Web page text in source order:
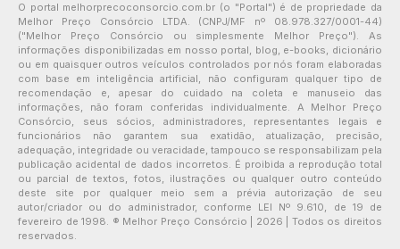
O portal melhorprecoconsorcio.com.br (o "Portal") é de propriedade da
Melhor Preço Consórcio LTDA. (CNPJ/MF nº 08.978.327/0001-44)
("Melhor Preço Consórcio ou simplesmente Melhor Preço"). As
informações disponibilizadas em nosso portal, blog, e-books, dicionário
ou em quaisquer outros veículos controlados por nós foram elaboradas
com base em inteligência artificial, não configuram qualquer tipo de
recomendação e, apesar do cuidado na coleta e manuseio das
informações, não foram conferidas individualmente. A Melhor Preço
Consórcio, seus sócios, administradores, representantes legais e
funcionários não garantem sua exatidão, atualização, precisão,
adequação, integridade ou veracidade, tampouco se responsabilizam pela
publicação acidental de dados incorretos. É proibida a reprodução total
ou parcial de textos, fotos, ilustrações ou qualquer outro conteúdo
deste site por qualquer meio sem a prévia autorização de seu
autor/criador ou do administrador, conforme LEI Nº 9.610, de 19 de
fevereiro de 1998. ® Melhor Preço Consórcio | 2026 | Todos os direitos
reservados.